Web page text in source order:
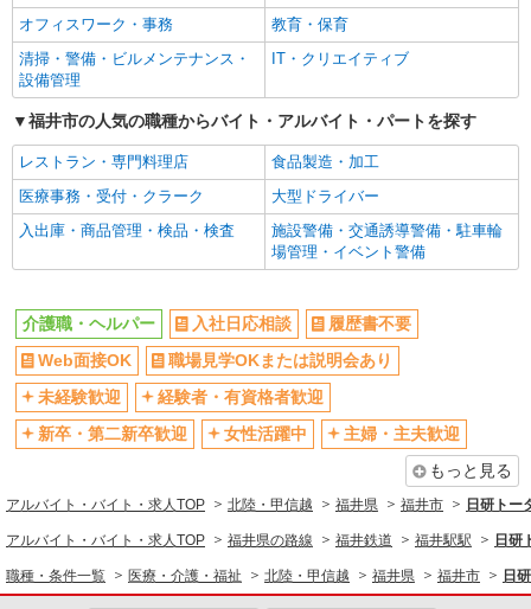
派遣社員
（株）ウィルオブ・ワークCW 金沢支店/ms170101
時給1350円 ◆前払い・日払い・週払いOK
キープ 詳細を見る
（株）ウィルオブ・ワークCW 金沢支店/ms170101
時給1350円 ◆前払い・日払い・週払いOK
福井県福井市福井駅周辺
キープ
介護スタッフ ◆デイサービス、サービス付き
高齢者向け住宅、グループホームなど様々な勤
未経験：時給1400〜1600円（資格・経験によ
る） 経験者：時給1600〜1800円（資格・経験によ
オフィスワーク・事務
教育・保育
清掃・警備・ビルメンテナンス・
設備管理
IT・クリエイティブ
福井市の人気の職種からバイト・アルバイト・パートを探す
レストラン・専門料理店
食品製造・加工
医療事務・受付・クラーク
大型ドライバー
入出庫・商品管理・検品・検査
施設警備・交通誘導警備・駐車輪
場管理・イベント警備
介護職・ヘルパー 入社日応相談
履歴書不要
Web面接OK
職場見学OKまたは説明会あり
未経験歓迎
経験者・有資格者歓迎
新卒・第二新卒歓迎
女性活躍中
主婦・主夫歓迎
もっと見る
アルバイト・バイト・求人TOP 北陸・甲信越 福井県 福井市 日研トー
アルバイト・バイト・求人TOP 福井県の路線 福井鉄道 福井駅駅 日研
職種・条件一覧 医療・介護・福祉 北陸・甲信越 福井県 福井市 日